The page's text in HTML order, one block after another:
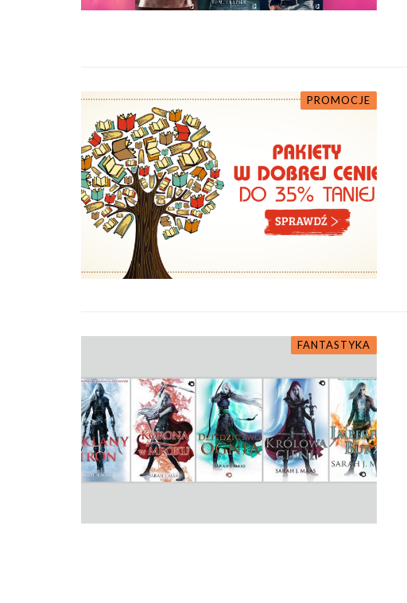
PROMOCJE
FANTASTYKA